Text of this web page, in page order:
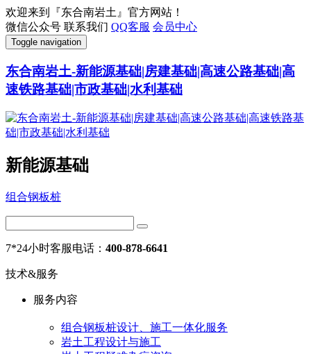
欢迎来到『东合南岩土』官方网站！
微信公众号 联系我们 QQ客服 会员中心
Toggle navigation
东合南岩土-新能源基础|房建基础|高速公路基础|高
速铁路基础|市政基础|水利基础
新能源基础
组合钢板桩
7*24小时客服电话： 400-878-6641
技术&服务
服务内容
组合钢板桩设计、施工一体化服务
岩土工程设计与施工